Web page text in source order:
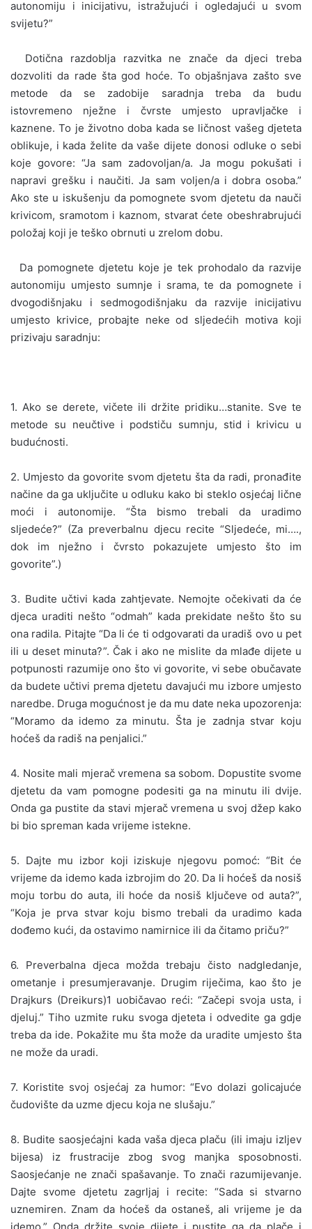
autonomiju i inicijativu, istražujući i ogledajući u svom
svijetu?”
Dotična razdoblja razvitka ne znače da djeci treba
dozvoliti da rade šta god hoće. To objašnjava zašto sve
metode da se zadobije saradnja treba da budu
istovremeno nježne i čvrste umjesto upravljačke i
kaznene. To je životno doba kada se ličnost vašeg djeteta
oblikuje, i kada želite da vaše dijete donosi odluke o sebi
koje govore: “Ja sam zadovoljan/a. Ja mogu pokušati i
napravi grešku i naučiti. Ja sam voljen/a i dobra osoba.”
Ako ste u iskušenju da pomognete svom djetetu da nauči
krivicom, sramotom i kaznom, stvarat ćete obeshrabrujući
položaj koji je teško obrnuti u zrelom dobu.
Da pomognete djetetu koje je tek prohodalo da razvije
autonomiju umjesto sumnje i srama, te da pomognete i
dvogodišnjaku i sedmogodišnjaku da razvije inicijativu
umjesto krivice, probajte neke od sljedećih motiva koji
prizivaju saradnju:
1. Ako se derete, vičete ili držite pridiku…stanite. Sve te
metode su neučtive i podstiču sumnju, stid i krivicu u
budućnosti.
2. Umjesto da govorite svom djetetu šta da radi, pronađite
načine da ga uključite u odluku kako bi steklo osjećaj lične
moći i autonomije. “Šta bismo trebali da uradimo
sljedeće?” (Za preverbalnu djecu recite “Sljedeće, mi….,
dok im nježno i čvrsto pokazujete umjesto što im
govorite”.)
3. Budite učtivi kada zahtjevate. Nemojte očekivati da će
djeca uraditi nešto “odmah” kada prekidate nešto što su
ona radila. Pitajte “Da li će ti odgovarati da uradiš ovo u pet
ili u deset minuta?”. Čak i ako ne mislite da mlađe dijete u
potpunosti razumije ono što vi govorite, vi sebe obučavate
da budete učtivi prema djetetu davajući mu izbore umjesto
naredbe. Druga mogućnost je da mu date neka upozorenja:
“Moramo da idemo za minutu. Šta je zadnja stvar koju
hoćeš da radiš na penjalici.”
4. Nosite mali mjerač vremena sa sobom. Dopustite svome
djetetu da vam pomogne podesiti ga na minutu ili dvije.
Onda ga pustite da stavi mjerač vremena u svoj džep kako
bi bio spreman kada vrijeme istekne.
5. Dajte mu izbor koji iziskuje njegovu pomoć: “Bit će
vrijeme da idemo kada izbrojim do 20. Da li hoćeš da nosiš
moju torbu do auta, ili hoće da nosiš ključeve od auta?”,
“Koja je prva stvar koju bismo trebali da uradimo kada
dođemo kući, da ostavimo namirnice ili da čitamo priču?”
6. Preverbalna djeca možda trebaju čisto nadgledanje,
ometanje i presumjeravanje. Drugim riječima, kao što je
Drajkurs (Dreikurs)1 uobičavao reći: “Začepi svoja usta, i
djeluj.” Tiho uzmite ruku svoga djeteta i odvedite ga gdje
treba da ide. Pokažite mu šta može da uradite umjesto šta
ne može da uradi.
7. Koristite svoj osjećaj za humor: “Evo dolazi golicajuće
čudovište da uzme djecu koja ne slušaju.”
8. Budite saosjećajni kada vaša djeca plaču (ili imaju izljev
bijesa) iz frustracije zbog svog manjka sposobnosti.
Saosjećanje ne znači spašavanje. To znači razumijevanje.
Dajte svome djetetu zagrljaj i recite: “Sada si stvarno
uznemiren. Znam da hoćeš da ostaneš, ali vrijeme je da
idemo.” Onda držite svoje dijete i pustite ga da plače i